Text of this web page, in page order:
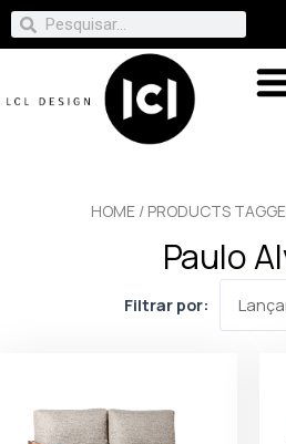
HOME / PRODUCTS
Paulo
Filtrar por: